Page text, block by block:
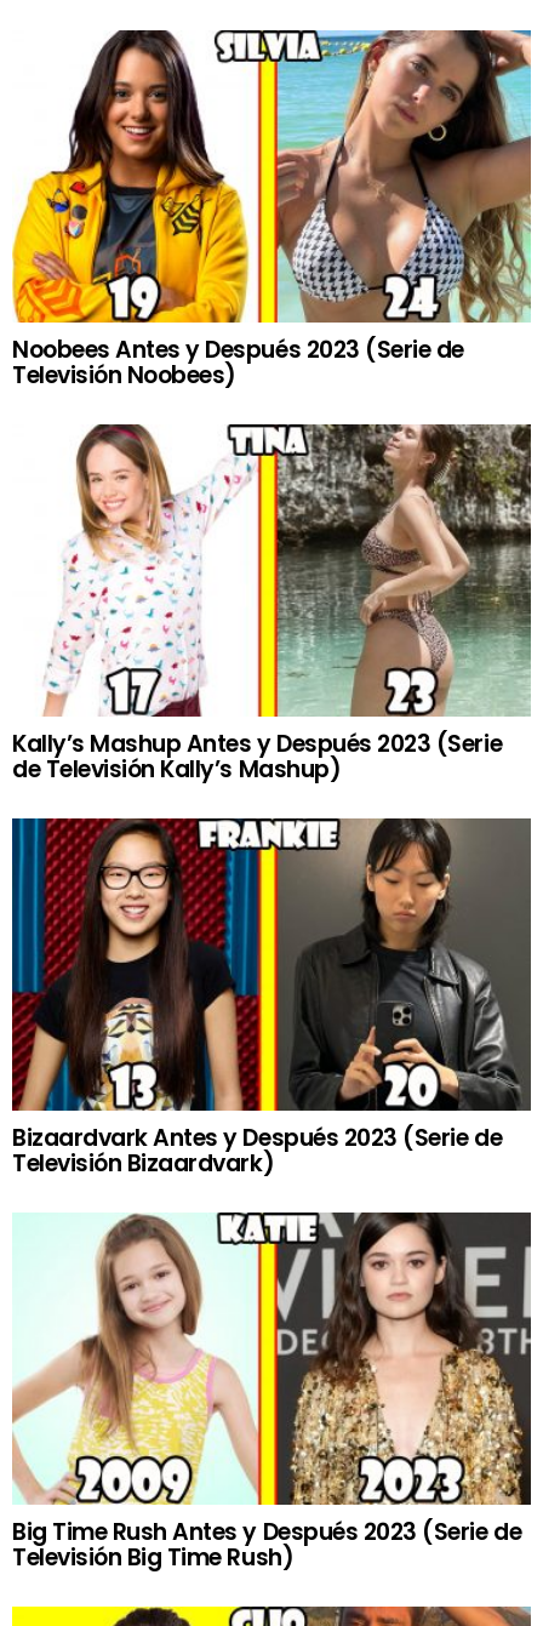
Noobees Antes y Después 2023 (Serie de
Televisión Noobees)
Kally’s Mashup Antes y Después 2023 (Serie
de Televisión Kally’s Mashup)
Bizaardvark Antes y Después 2023 (Serie de
Televisión Bizaardvark)
Big Time Rush Antes y Después 2023 (Serie de
Televisión Big Time Rush)